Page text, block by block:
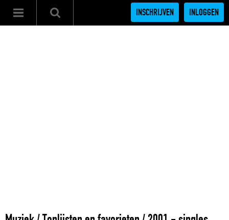
INSCHRIJVEN INLOGGEN